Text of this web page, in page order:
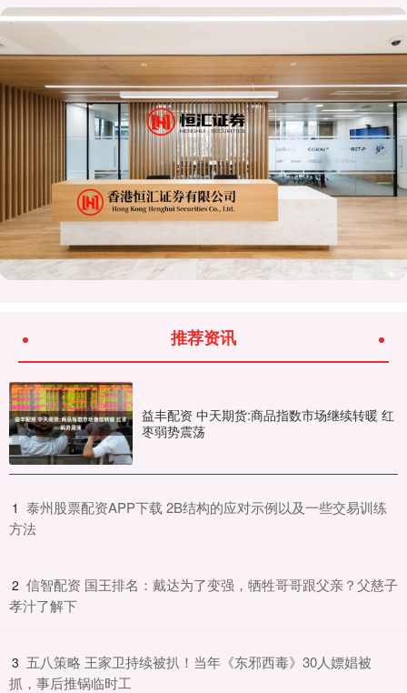
推荐资讯
益丰配资 中天期货:商品指数市场继续转暖 红
枣弱势震荡
1 ​泰州股票配资APP下载 2B结构的应对示例以及一些交易训练
方法
2 ​信智配资 国王排名：戴达为了变强，牺牲哥哥跟父亲？父慈子
孝汁了解下
3 ​五八策略 王家卫持续被扒！当年《东邪西毒》30人嫖娼被
抓，事后推锅临时工